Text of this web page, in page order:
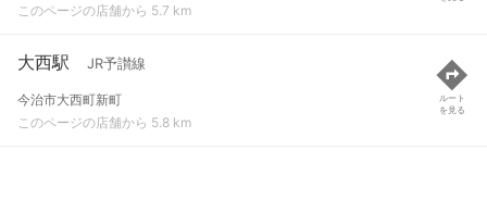
このページの店舗から 5.7 km
大西駅 JR予讃線
今治市大西町新町
このページの店舗から 5.8 km
ルート
を見る